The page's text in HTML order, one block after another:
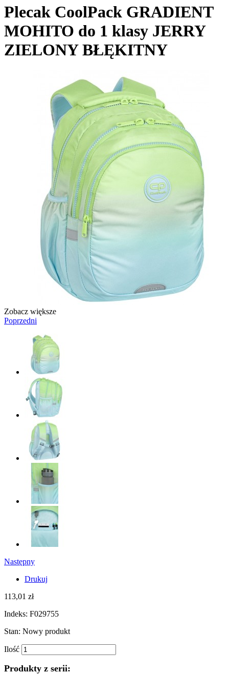
Plecak CoolPack GRADIENT
MOHITO do 1 klasy JERRY
ZIELONY BŁĘKITNY
Zobacz większe
Poprzedni
Następny
Drukuj
113,01 zł
Indeks: F029755
Stan: Nowy produkt
Ilość
Produkty z serii: